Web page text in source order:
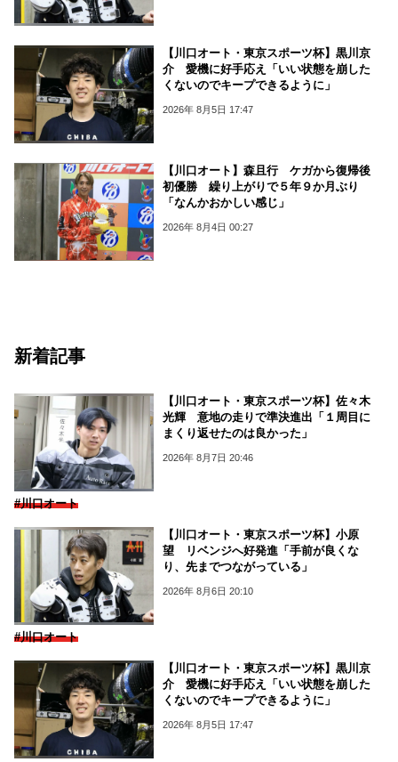
【川口オート・東京スポーツ杯】黒川京
介 愛機に好手応え「いい状態を崩した
くないのでキープできるように」
2026年 8月5日 17:47
【川口オート】森且行 ケガから復帰後
初優勝 繰り上がりで５年９か月ぶり
「なんかおかしい感じ」
2026年 8月4日 00:27
新着記事
【川口オート・東京スポーツ杯】佐々木
光輝 意地の走りで準決進出「１周目に
まくり返せたのは良かった」
2026年 8月7日 20:46
#川口オート
【川口オート・東京スポーツ杯】小原
望 リベンジへ好発進「手前が良くな
り、先までつながっている」
2026年 8月6日 20:10
#川口オート
【川口オート・東京スポーツ杯】黒川京
介 愛機に好手応え「いい状態を崩した
くないのでキープできるように」
2026年 8月5日 17:47